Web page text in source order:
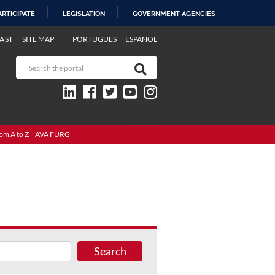
LEGISLATION GOVERNMENT AGENCIES
PORTUGUÊS ESPAÑOL
SITE MAP
A to Z AVA FURG
Search